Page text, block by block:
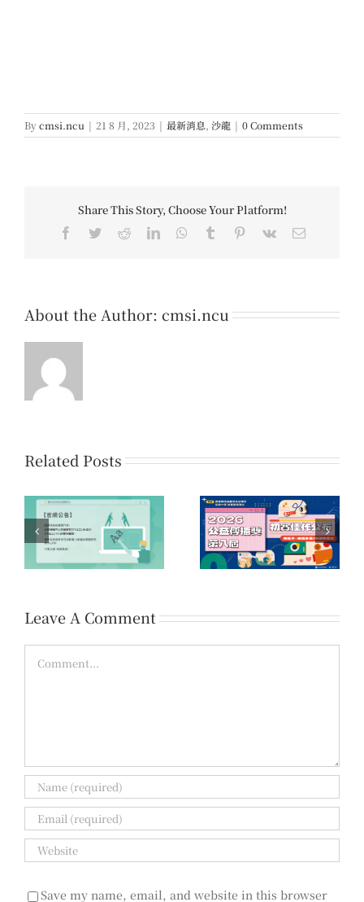
Bycmsi.ncu | 21 8 月, 2023 | 最新消息, 沙龍 | 0 Comments
Share This Story, Choose Your Platform!
Facebook
TwitterRedditLinkedInWhatsApp
Tumblr Pinterest
Vk Email
About the Author: cmsi.ncu
Related Posts
第八屆公益傳播獎 初賽
佳作名單公告
第16屆「您的一票，決
定愛的力量」公益傳播
領域提案開放公告
Leave A Comment
Save my name, email, and website in this browser